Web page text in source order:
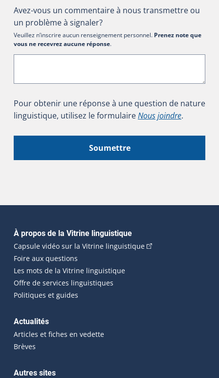
Avez-vous un commentaire à nous transmettre ou
un problème à signaler?
Veuillez n’inscrire aucun renseignement personnel. Prenez note que
vous ne recevrez aucune réponse.
Pour obtenir une réponse à une question de nature
linguistique, utilisez le formulaireNous joindre.
Soumettre
Navigation principale
À propos de la Vitrine linguistique
Capsule vidéo sur la Vitrine linguistique(Cet hyperlien
Foire aux questions
Les mots de la Vitrine linguistique
Offre de services linguistiques
Politiques et guides
Actualités
Articles et fiches en vedette
Brèves
Autres sites